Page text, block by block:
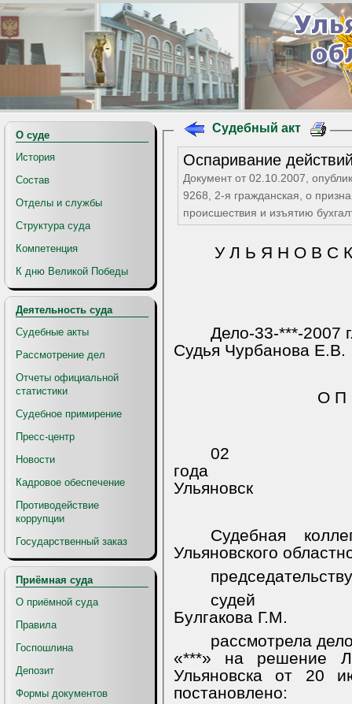
О суде
История
Состав
Отделы и службы
Структура суда
Компетенция
К дню Великой Победы
Деятельность суда
Судебные акты
Рассмотрение дел
Отчеты официальной
статистики
Судебное примирение
Пресс-центр
Новости
Кадровое обеспечение
Противодействие
коррупции
Государственный заказ
Приёмная суда
О приёмной суда
Правила
Госпошлина
Депозит
Формы документов
Судебный акт
Оспаривание
Документ от 02.10.2007,
9268, 2-я гражданская, о
происшествия и изъятию
У Л Ь Я Н О В С
Дело-33-***-2007
Судья Чурбанова Е.В.
О П
02
года
Ульяновск
Судебная
Ульяновского
судей
Булгакова Г.М.
рассмотрела
«***» на решение
Ульяновска от 20
постановлено: